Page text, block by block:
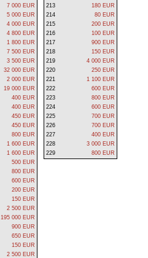
7 000 EUR
5 000 EUR
4 000 EUR
4 800 EUR
1 800 EUR
7 500 EUR
3 500 EUR
32 000 EUR
2 000 EUR
19 000 EUR
400 EUR
400 EUR
450 EUR
450 EUR
800 EUR
1 600 EUR
1 600 EUR
500 EUR
800 EUR
600 EUR
200 EUR
150 EUR
2 500 EUR
195 000 EUR
900 EUR
650 EUR
150 EUR
2 500 EUR
213
180 EUR
214
80 EUR
215
200 EUR
216
100 EUR
217
900 EUR
218
150 EUR
219
4 000 EUR
220
250 EUR
221
1 100 EUR
222
600 EUR
223
800 EUR
224
600 EUR
225
700 EUR
226
700 EUR
227
400 EUR
228
3 000 EUR
229
800 EUR